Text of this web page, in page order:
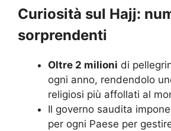
Curiosità sul Hajj:
sorprendenti
Oltre 2 milioni di
ogni anno, rendendolo
religiosi più affollati al
Il governo saudita
per ogni Paese per